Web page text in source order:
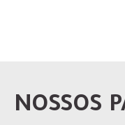
NOSSOS